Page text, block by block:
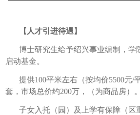
【人才引进待遇】
博士研究生给予绍兴事业编制，学
启动基金。
提供100平米左右（按均价5500元/
套，市场总价约200万，（为商品房）。
子女入托（园）及上学有保障（区